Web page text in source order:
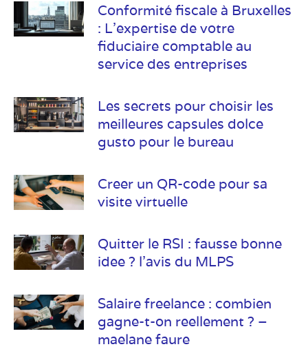
Conformité fiscale à Bruxelles
: L’expertise de votre
fiduciaire comptable au
service des entreprises
Les secrets pour choisir les
meilleures capsules dolce
gusto pour le bureau
Creer un QR-code pour sa
visite virtuelle
Quitter le RSI : fausse bonne
idee ? l’avis du MLPS
Salaire freelance : combien
gagne-t-on reellement ? –
maelane faure